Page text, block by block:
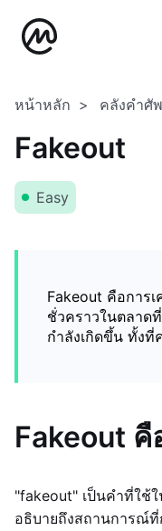
หน้าหลัก คลังคำศั
Fakeout
Easy
Fakeout คือการ
ชั่วคราวในตลาด
กำลังเกิดขึ้น ทั้งที่
Fakeout คื
"fakeout" เป็นคำที่ใช้
อธิบายถึงสถานการณ์ที่